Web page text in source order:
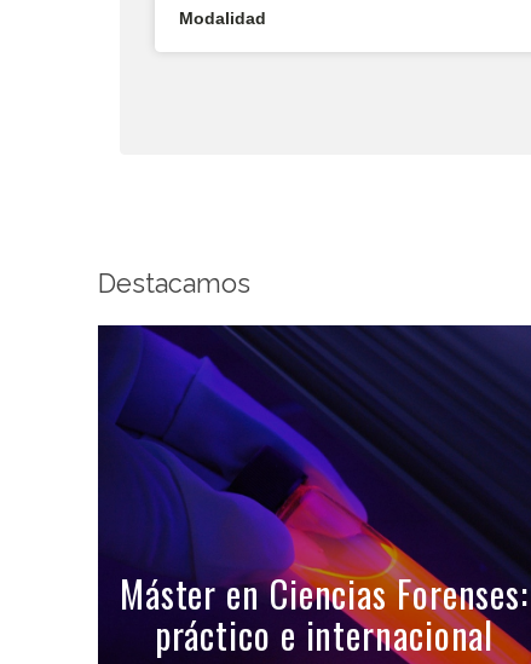
Modalidad
Destacamos
Máster en Ciencias Forenses:
práctico e internacional